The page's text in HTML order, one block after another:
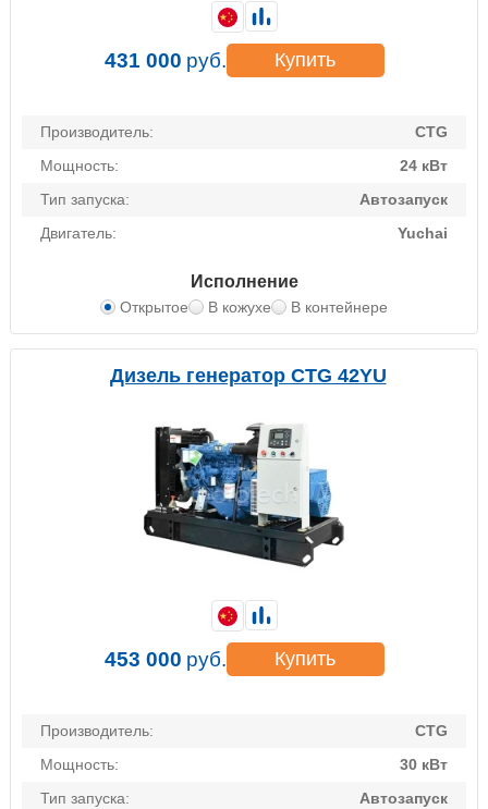
Производитель:
CTG
Мощность:
24 кВт
Тип запуска:
Автозапуск
Двигатель:
Yuchai
Исполнение
Открытое В кожухе В контейнере
431 000 руб. Купить
Дизель генератор CTG 42YU
Производитель:
CTG
Мощность:
30 кВт
Тип запуска:
Автозапуск
453 000 руб. Купить